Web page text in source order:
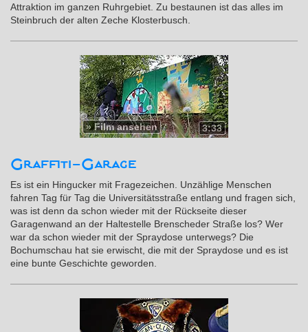
Attraktion im ganzen Ruhrgebiet. Zu bestaunen ist das alles im
Steinbruch der alten Zeche Klosterbusch.
3:33
»Film ansehen
Graffiti-Garage
Es ist ein Hingucker mit Fragezeichen. Unzählige Menschen
fahren Tag für Tag die Universitätsstraße entlang und fragen sich,
was ist denn da schon wieder mit der Rückseite dieser
Garagenwand an der Haltestelle Brenscheder Straße los? Wer
war da schon wieder mit der Spraydose unterwegs? Die
Bochumschau hat sie erwischt, die mit der Spraydose und es ist
eine bunte Geschichte geworden.